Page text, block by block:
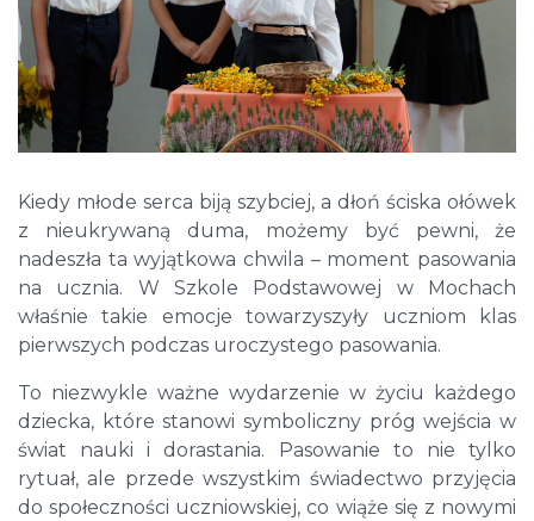
Kiedy młode serca biją szybciej, a dłoń ściska ołówek
z nieukrywaną duma, możemy być pewni, że
nadeszła ta wyjątkowa chwila – moment pasowania
na ucznia. W Szkole Podstawowej w Mochach
właśnie takie emocje towarzyszyły uczniom klas
pierwszych podczas uroczystego pasowania.
To niezwykle ważne wydarzenie w życiu każdego
dziecka, które stanowi symboliczny próg wejścia w
świat nauki i dorastania. Pasowanie to nie tylko
rytuał, ale przede wszystkim świadectwo przyjęcia
do społeczności uczniowskiej, co wiąże się z nowymi